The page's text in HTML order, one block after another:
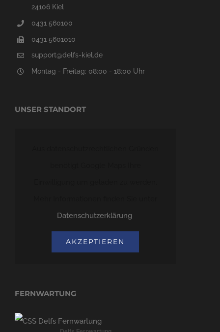
24106 Kiel
0431 560100
0431 5601010
support@delfs-kiel.de
Montag - Freitag: 08:00 - 18:00 Uhr
UNSER STANDORT
Datenschutzerklärung
AKZEPTIEREN
FERNWARTUNG